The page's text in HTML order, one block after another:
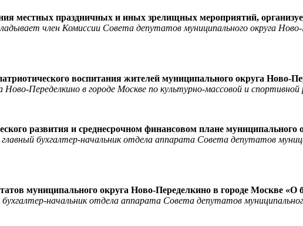
местных праздничных и иных зрелищных мероприятий,
член Комиссии Совета депутатов муниципального округа
воспитания жителей муниципального округа Ново-
Ново-Переделкино в городе Москве по культурно-массовой и спортивной
развития и среднесрочном финансовом плане
бухгалтер-начальник отдела аппарата Совета депутатов
муниципального округа Ново-Переделкино в городе Москве
начальник отдела аппарата Совета депутатов